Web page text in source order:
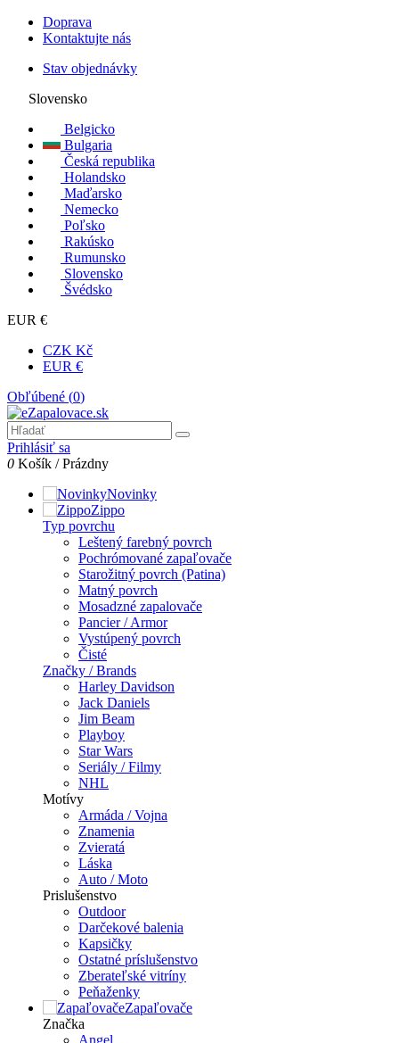
Doprava
Kontaktujte nás
Stav objednávky
Slovensko
Belgicko
Bulgaria
Česká republika
Holandsko
Maďarsko
Nemecko
Poľsko
Rakúsko
Rumunsko
Slovensko
Švédsko
EUR €
CZK Kč
EUR €
Obľúbené (0)
Prihlásiť sa
0 Košík /Prázdny
Novinky
Zippo
Typ povrchu
Leštený farebný povrch
Pochrómované zapaľovače
Starožitný povrch (Patina)
Matný povrch
Mosadzné zapalovače
Pancier / Armor
Vystúpený povrch
Čisté
Značky / Brands
Harley Davidson
Jack Daniels
Jim Beam
Playboy
Star Wars
Seriály / Filmy
NHL
Motívy
Armáda / Vojna
Znamenia
Zvieratá
Láska
Auto / Moto
Prislušenstvo
Outdoor
Darčekové balenia
Kapsičky
Ostatné príslušenstvo
Zberateľské vitríny
Peňaženky
Zapaľovače
Značka
Angel